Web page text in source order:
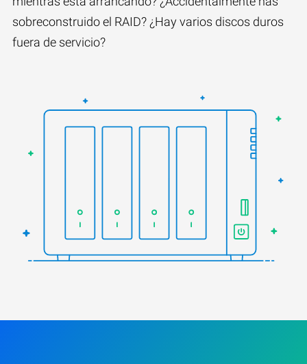
sobreconstruido el RAID? ¿Hay varios discos duros
fuera de servicio?